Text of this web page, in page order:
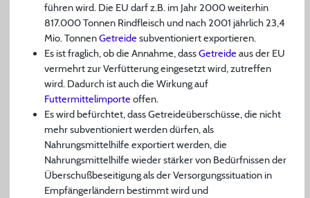
führen wird. Die EU darf z.B. im Jahr 2000 weiterhin
817.000 Tonnen Rindfleisch und nach 2001 jährlich 23,4
Mio. TonnenGetreide subventioniert exportieren.
Es ist fraglich, ob die Annahme, dassGetreide aus der EU
vermehrt zur Verfütterung eingesetzt wird, zutreffen
wird. Dadurch ist auch die Wirkung auf
Futtermittelimporte offen.
Es wird befürchtet, dass Getreideüberschüsse, die nicht
mehr subventioniert werden dürfen, als
Nahrungsmittelhilfe exportiert werden, die
Nahrungsmittelhilfe wieder stärker von Bedürfnissen der
Überschußbeseitigung als der Versorgungssituation in
Empfängerländern bestimmt wird und